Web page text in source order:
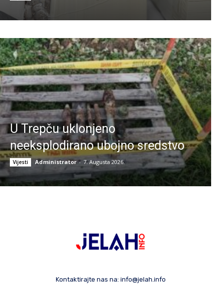
U Trepču uklonjeno
neeksplodirano ubojno sredstvo
Vijesti Administrator - 7. Augusta 2026.
Kontaktirajte nas na: info@jelah.info